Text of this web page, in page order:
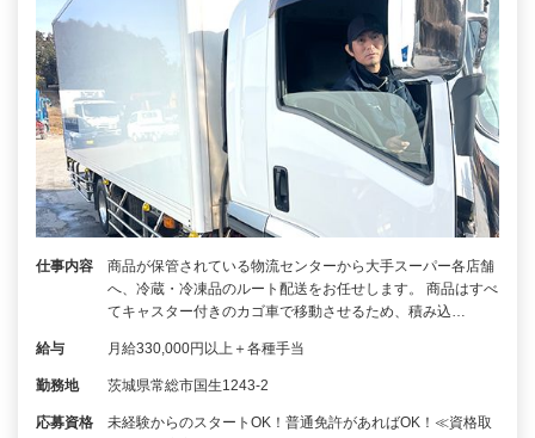
仕事内容
商品が保管されている物流センターから大手スーパー各店舗
へ、冷蔵・冷凍品のルート配送をお任せします。 商品はすべ
てキャスター付きのカゴ車で移動させるため、積み込…
給与 月給330,000円以上＋各種手当
勤務地 茨城県常総市国生1243-2
応募資格
未経験からのスタートOK！普通免許があればOK！≪資格取